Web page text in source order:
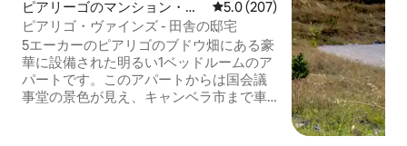
ピアリーゴのマンション・ア
パート
レビュー207件、5つ星中5.0つ
5.0 (207)
ピアリゴ・ヴァインズ - 田舎の邸宅
5エーカーのピアリゴのブドウ畑にある豪
華に設備された明るい1ベッドルームのア
パートです。このアパートからは国会議
事堂の景色が見え、キャンベラ市まで車